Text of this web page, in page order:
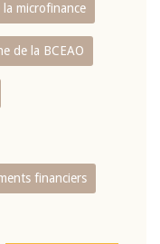
la microfinance
de la BCEAO
financiers